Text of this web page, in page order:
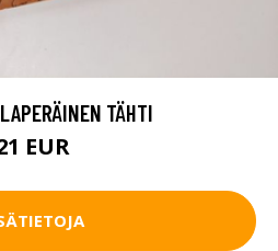
TÄHTI
EUR